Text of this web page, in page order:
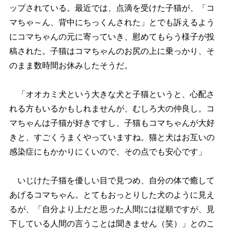
ップされている。最近では、点滴を受けた子猫が、「コ
マちゃ～ん、背中にちっくんされた」とでも訴えるよう
にコマちゃんの元に寄っていき、慰めてもらう様子が投
稿された。子猫はコマちゃんのお尻の上に乗っかり、そ
のまま数時間お休みしたそうだ。
「オオカミ犬という大きな犬と子猫というと、心配さ
れる方もいるかもしれませんが、むしろ大の仲良し。コ
マちゃんは子猫が好きですし、子猫もコマちゃんが大好
きと、すごくうまくやっていますね。猫と犬はお互いの
感染症にもかかりにくいので、その点でも安心です」
いじけた子猫を優しい目で見つめ、自分の体で癒して
あげるコマちゃん。とてもおっとりした犬のように見え
るが、「自分より上だと思った人間には従順ですが、見
下している人間の言うことは聞きません（笑）」とのこ